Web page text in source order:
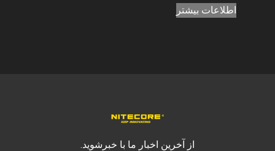
اطلاعات بیشتر
از آخرین اخبار ما با خبرشوید.